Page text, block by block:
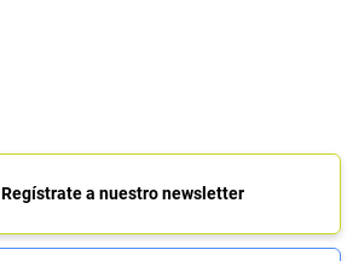
Regístrate a nuestro newsletter